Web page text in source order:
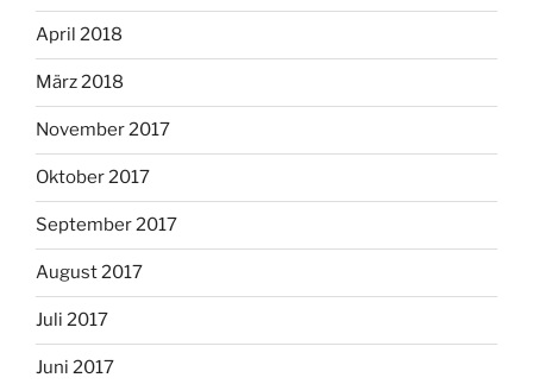
April 2018
März 2018
November 2017
Oktober 2017
September 2017
August 2017
Juli 2017
Juni 2017